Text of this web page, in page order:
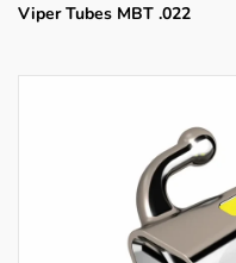
Viper Tubes MBT .022